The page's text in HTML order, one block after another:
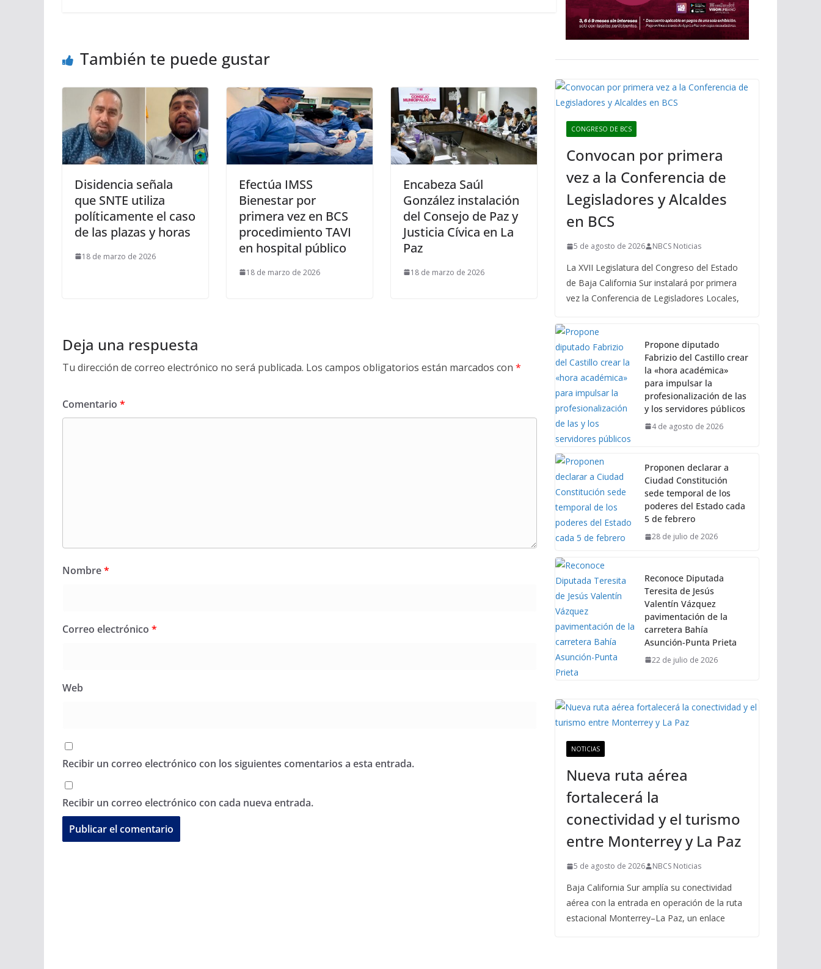
También te puede gustar
Disidencia señala
que SNTE utiliza
políticamente el caso
de las plazas y horas
18 de marzo de 2026
Efectúa IMSS
Bienestar por
primera vez en BCS
procedimiento TAVI
en hospital público
18 de marzo de 2026
Encabeza Saúl
González instalación
del Consejo de Paz y
Justicia Cívica en La
Paz
18 de marzo de 2026
Deja una respuesta
Tu dirección de correo electrónico no será publicada. Los campos obligatorios están marcados con *
Comentario *
Nombre*
Correo electrónico *
Web
Recibir un correo electrónico con los siguientes comentarios a esta entrada.
Recibir un correo electrónico con cada nueva entrada.
CONGRESO DE BCS
Convocan por primera
vez a la Conferencia de
Legisladores y Alcaldes
en BCS
5 de agosto de 2026 NBCS Noticias
La XVII Legislatura del Congreso del Estado
de Baja California Sur instalará por primera
vez la Conferencia de Legisladores Locales,
Propone diputado
Fabrizio del Castillo crear
la «hora académica»
para impulsar la
profesionalización de las
y los servidores públicos
4 de agosto de 2026
Proponen declarar a
Ciudad Constitución
sede temporal de los
poderes del Estado cada
5 de febrero
28 de julio de 2026
Reconoce Diputada
Teresita de Jesús
Valentín Vázquez
pavimentación de la
carretera Bahía
Asunción-Punta Prieta
22 de julio de 2026
NOTICIAS
Nueva ruta aérea
fortalecerá la
conectividad y el turismo
entre Monterrey y La Paz
5 de agosto de 2026 NBCS Noticias
Baja California Sur amplía su conectividad
aérea con la entrada en operación de la ruta
estacional Monterrey–La Paz, un enlace